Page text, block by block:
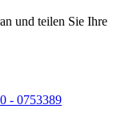
und teilen Sie Ihre
- 0753389